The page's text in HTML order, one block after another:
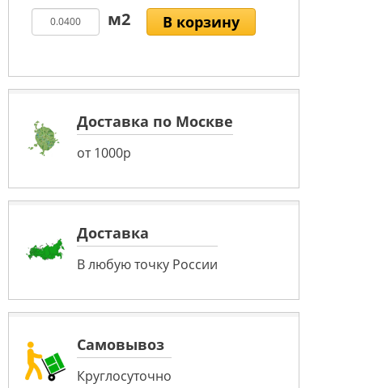
В корзину
Доставка по Москве
от 1000р
Доставка
В любую точку России
Самовывоз
Круглосуточно